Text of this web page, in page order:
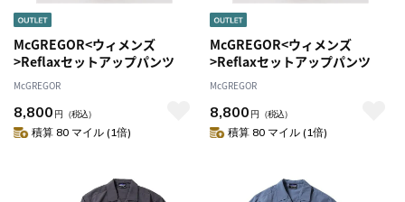
McGREGOR<ウィメンズ
>Reflaxセットアップパンツ
McGREGOR
8,800 円 （税込）
積算 80 マイル (1倍)
McGREGOR<ウィメンズ
>Reflaxセットアップパンツ
McGREGOR
8,800 円 （税込）
積算 80 マイル (1倍)